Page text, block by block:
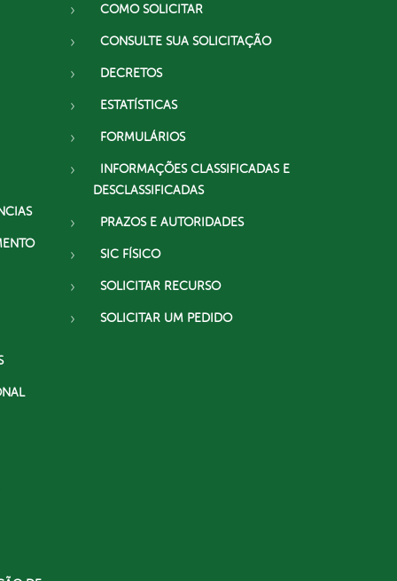
COMO SOLICITAR
CONSULTE SUA SOLICITAÇÃO
DECRETOS
ESTATÍSTICAS
FORMULÁRIOS
INFORMAÇÕES CLASSIFICADAS E
DESCLASSIFICADAS
PRAZOS E AUTORIDADES
SIC FÍSICO
SOLICITAR RECURSO
SOLICITAR UM PEDIDO